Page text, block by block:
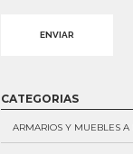
CATEGORIAS
ARMARIOS Y MUEBLES